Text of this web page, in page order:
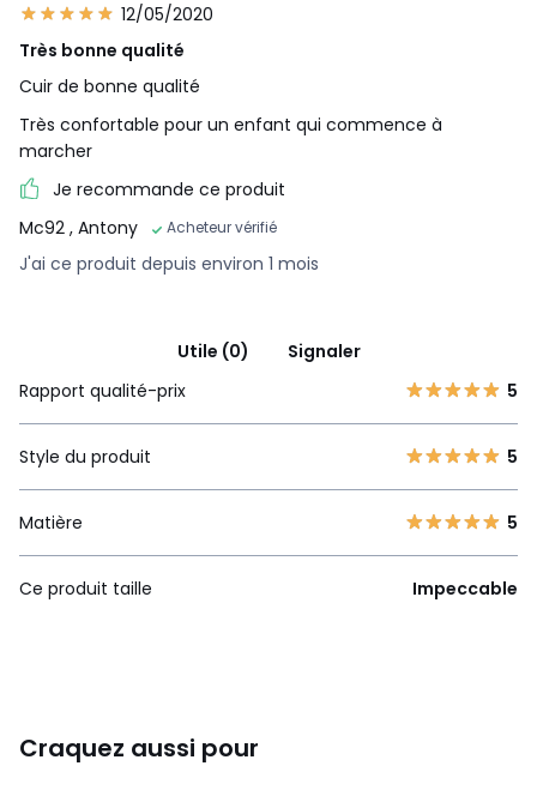
12/05/2020
Très bonne qualité
Cuir de bonne qualité
Très confortable pour un enfant qui commence à
marcher
Je recommande ce produit
Mc92 , Antony Acheteur vérifié
J'ai ce produit depuis environ 1 mois
Utile (0)
Signaler
Rapport qualité-prix
5
Style du produit 5
Matière 5
Ce produit taille Impeccable
Craquez aussi pour